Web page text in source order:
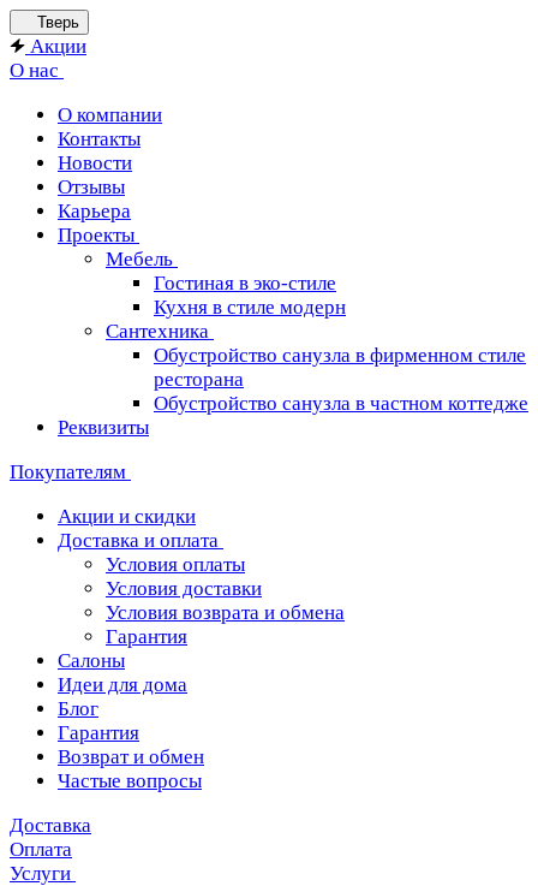
Тверь
Акции
О нас
О компании
Контакты
Новости
Отзывы
Карьера
Проекты
Мебель
Гостиная в эко-стиле
Кухня в стиле модерн
Сантехника
Обустройство санузла в фирменном стиле
ресторана
Обустройство санузла в частном коттедже
Реквизиты
Покупателям
Акции и скидки
Доставка и оплата
Условия оплаты
Условия доставки
Условия возврата и обмена
Гарантия
Салоны
Идеи для дома
Блог
Гарантия
Возврат и обмен
Частые вопросы
Доставка
Оплата
Услуги